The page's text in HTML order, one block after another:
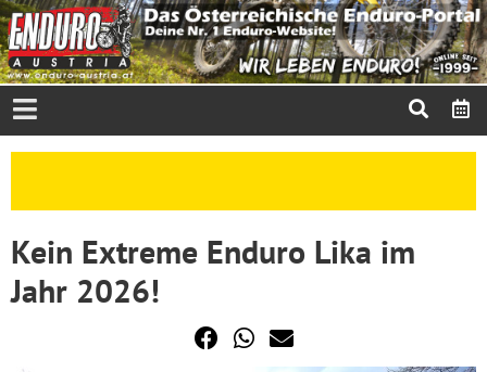
Kein Extreme Enduro Lika im
Jahr 2026!